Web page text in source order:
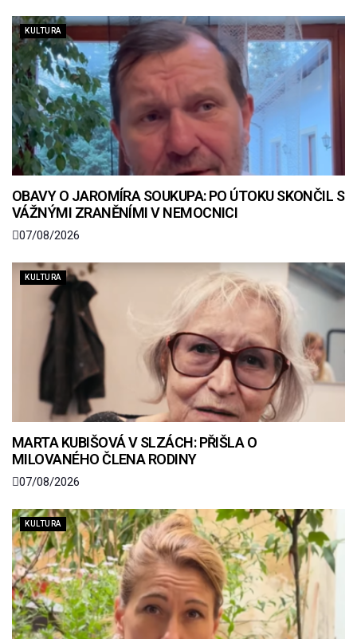
KULTURA
OBAVY O JAROMÍRA SOUKUPA: PO ÚTOKU SKONČIL S
VÁŽNÝMI ZRANĚNÍMI V NEMOCNICI
07/08/2026
KULTURA
MARTA KUBIŠOVÁ V SLZÁCH: PŘIŠLA O
MILOVANÉHO ČLENA RODINY
07/08/2026
KULTURA